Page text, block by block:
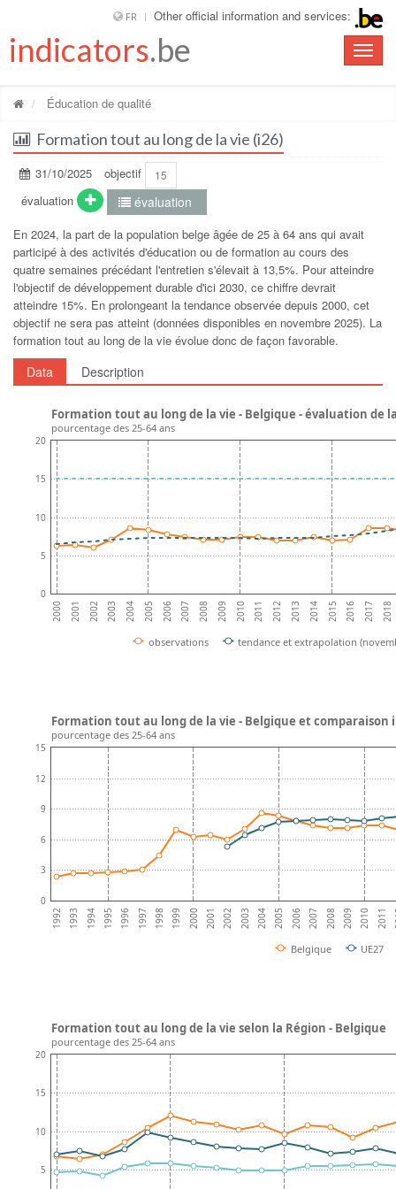
FR Other official information and services:
Toggle
indicators.be
Éducation de qualité
Formation tout au long de la vie (i26)
31/10/2025 objectif 15
évaluation évaluation
En 2024, la part de la population belge âgée de 25 à 64 ans qui avait
participé à des activités d'éducation ou de formation au cours des
quatre semaines précédant l'entretien s'élevait à 13,5%. Pour atteindre
l'objectif de développement durable d'ici 2030, ce chiffre devrait
atteindre 15%. En prolongeant la tendance observée depuis 2000, cet
objectif ne sera pas atteint (données disponibles en novembre 2025). La
formation tout au long de la vie évolue donc de façon favorable.
Data Description
2000 2001 2002 2003 2004 2005 2006 2007 2008 2009 2010 2011 2012 2013 2014 2015 2016 2017 2018
0
5
10
15
20
observations tendance et extrapolation
Formation tout au long de la vie - Belgique - évaluation de
pourcentage des 25-64 ans
1992 1993 1994 1995 1996 1997 1998 1999 2000 2001 2002 2003 2004 2005 2006 2007 2008 2009 2010 2011
0
3
6
9
12
15
Belgique UE27
Formation tout au long de la vie - Belgique et
pourcentage des 25-64 ans
5
10
15
20
Formation tout au long de la vie selon la Région - Belgique
pourcentage des 25-64 ans